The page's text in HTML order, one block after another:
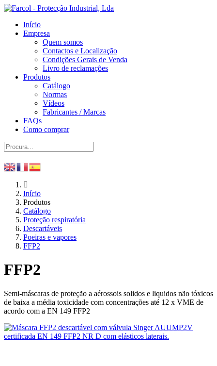
Início
Empresa
Quem somos
Contactos e Localização
Condições Gerais de Venda
Livro de reclamações
Produtos
Catálogo
Normas
Vídeos
Fabricantes / Marcas
FAQs
Como comprar
Início
Produtos
Catálogo
Proteção respiratória
Descartáveis
Poeiras e vapores
FFP2
FFP2
Semi-máscaras de proteção a aérossois solidos e liquidos não tóxicos
de baixa a média toxicidade com concentrações até 12 x VME de
acordo com a EN 149 FFP2